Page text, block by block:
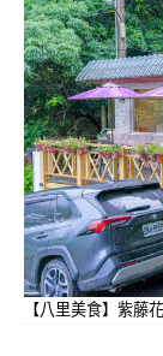
【八里美食】紫藤